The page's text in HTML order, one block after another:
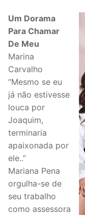
Um Dorama
Para Chamar
De Meu
Marina
Carvalho
“Mesmo se eu
já não estivesse
louca por
Joaquim,
terminaria
apaixonada por
ele..”
Mariana Pena
orgulha-se de
seu trabalho
como assessora